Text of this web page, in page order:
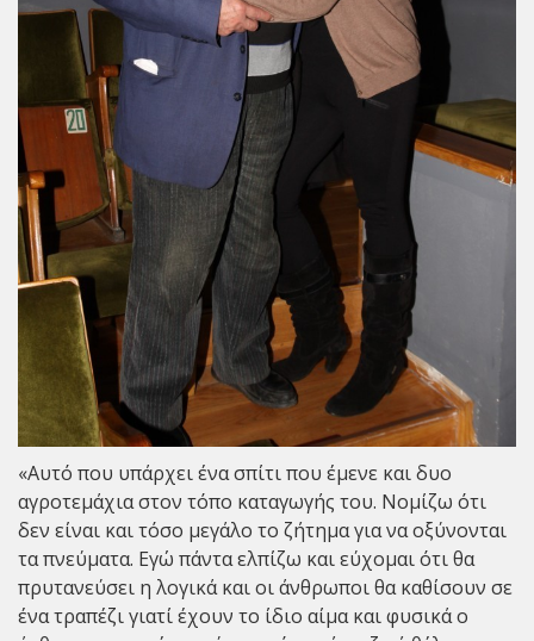
«Αυτό που υπάρχει ένα σπίτι που έμενε και δυο
αγροτεμάχια στον τόπο καταγωγής του. Νομίζω ότι
δεν είναι και τόσο μεγάλο το ζήτημα για να οξύνονται
τα πνεύματα. Εγώ πάντα ελπίζω και εύχομαι ότι θα
πρυτανεύσει η λογικά και οι άνθρωποι θα καθίσουν σε
ένα τραπέζι γιατί έχουν το ίδιο αίμα και φυσικά ο